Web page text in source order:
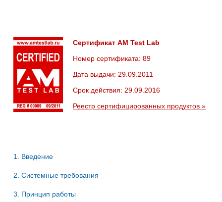
Сертификат AM Test Lab
Номер сертификата: 89
Дата выдачи: 29.09.2011
Срок действия: 29.09.2016
Реестр сертифицированных продуктов »
1. Введение
2. Системные требования
3. Принцип работы